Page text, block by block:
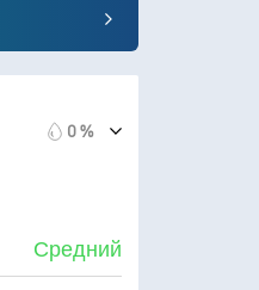
0 %
Средний